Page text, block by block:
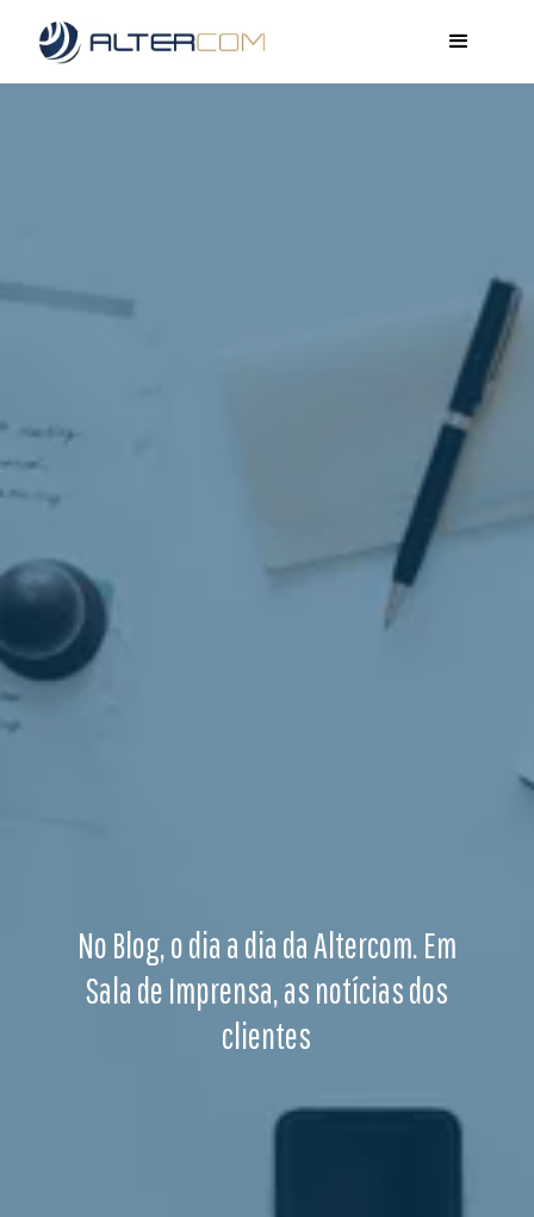
No Blog, o dia a dia da Altercom. Em
Sala de Imprensa, as notícias dos
clientes